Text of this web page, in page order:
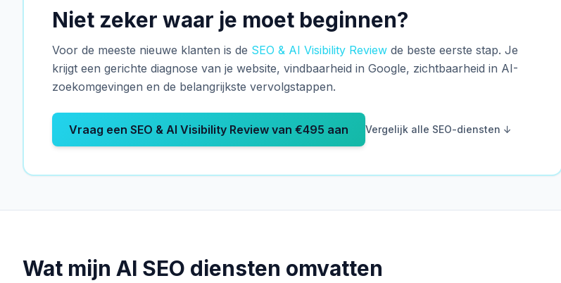
Niet zeker waar je moet beginnen?
Voor de meeste nieuwe klanten is de SEO & AI Visibility Review de beste eerste stap. Je
krijgt een gerichte diagnose van je website, vindbaarheid in Google, zichtbaarheid in AI-
zoekomgevingen en de belangrijkste vervolgstappen.
Vraag een SEO & AI Visibility Review van €495 aan Vergelijk alle SEO-diensten ↓
Wat mijn AI SEO diensten omvatten